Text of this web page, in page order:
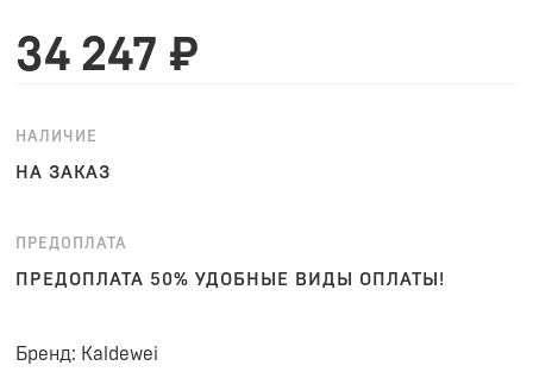
34 247 ₽
НАЛИЧИЕ
НА ЗАКАЗ
ПРЕДОПЛАТА
ПРЕДОПЛАТА 50% УДОБНЫЕ ВИДЫ ОПЛАТЫ!
Бренд: Kaldewei